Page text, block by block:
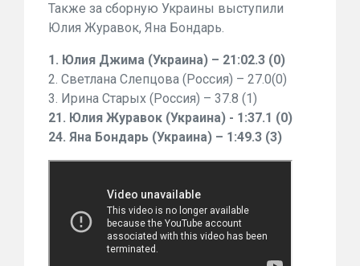
Также за сборную Украины выступили
Юлия Журавок, Яна Бондарь.
1. Юлия Джима (Украина) – 21:02.3 (0)
2. Светлана Слепцова (Россия) – 27.0(0)
3. Ирина Старых (Россия) – 37.8 (1)
21. Юлия Журавок (Украина) - 1:37.1 (0)
24. Яна Бондарь (Украина) – 1:49.3 (3)